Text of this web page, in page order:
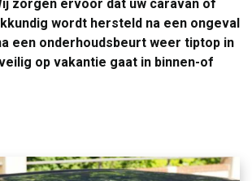
zorgen ervoor dat uw caravan of
wordt hersteld na een ongeval
een onderhoudsbeurt weer tiptop in
op vakantie gaat in binnen-of